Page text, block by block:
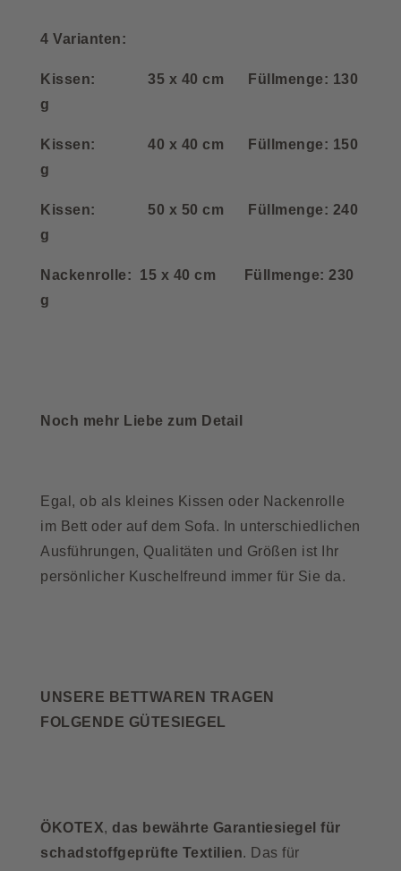
4 Varianten:
Kissen: 35 x 40 cm Füllmenge: 130
g
Kissen: 40 x 40 cm Füllmenge: 150
g
Kissen: 50 x 50 cm Füllmenge: 240
g
Nackenrolle: 15 x 40 cm Füllmenge: 230
g
Noch mehr Liebe zum Detail
Egal, ob als kleines Kissen oder Nackenrolle
im Bett oder auf dem Sofa. In unterschiedlichen
Ausführungen, Qualitäten und Größen ist Ihr
persönlicher Kuschelfreund immer für Sie da.
UNSERE BETTWAREN TRAGEN
FOLGENDE GÜTESIEGEL
ÖKOTEX, das bewährte Garantiesiegel für
schadstoffgeprüfte Textilien. Das für